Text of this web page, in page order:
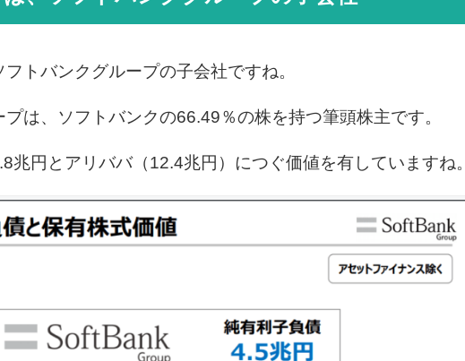
トバンクグループの子会社ですね。
は、ソフトバンクの66.49％の株を持つ筆頭株主です。
兆円とアリババ（12.4兆円）につぐ価値を有していますね。